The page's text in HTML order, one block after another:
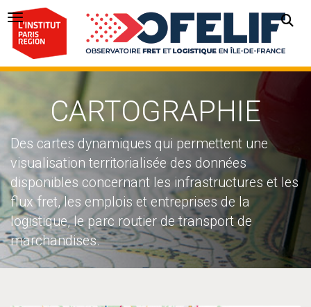
Navigation Toggle
CARTOGRAPHIE
Des cartes dynamiques qui permettent une
visualisation territorialisée des données
disponibles concernant les infrastructures et les
flux fret, les emplois et entreprises de la
logistique, le parc routier de transport de
marchandises.